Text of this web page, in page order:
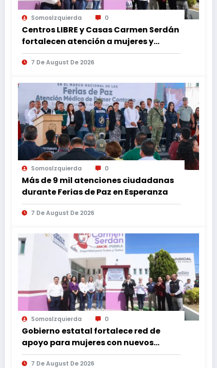
SomosIzquierda 0
Centros LIBRE y Casas Carmen Serdán
fortalecen atención a mujeres y
reducen feminicidio en Puebla
7 De August De 2026
SomosIzquierda 0
Más de 9 mil atenciones ciudadanas
durante Ferias de Paz en Esperanza
7 De August De 2026
SomosIzquierda 0
Gobierno estatal fortalece red de
apoyo para mujeres con nuevos
espacios de atención en Puebla
7 De August De 2026